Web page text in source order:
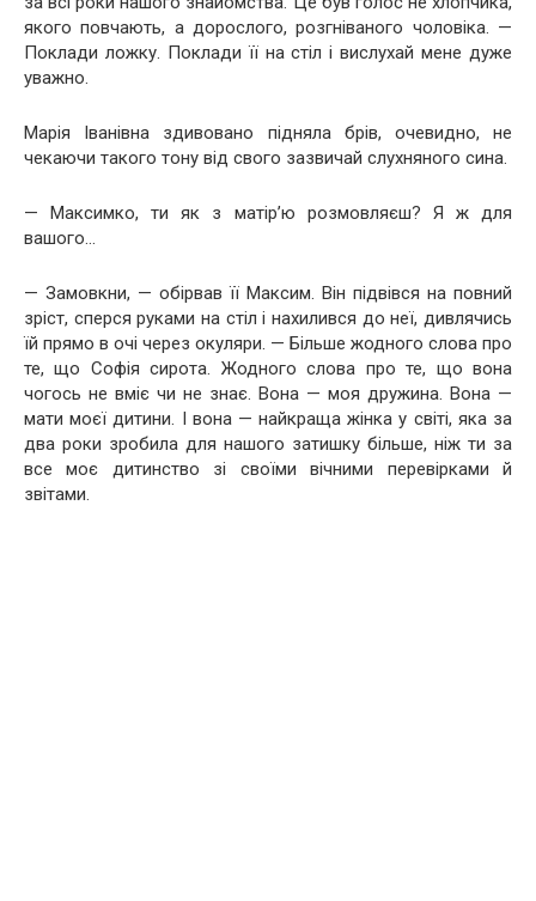
якого повчають, а дорослого, розгніваного чоловіка. —
Поклади ложку. Поклади її на стіл і вислухай мене дуже
уважно.
Марія Іванівна здивовано підняла брів, очевидно, не
чекаючи такого тону від свого зазвичай слухняного сина.
— Максимко, ти як з матір’ю розмовляєш? Я ж для
вашого…
— Замовкни, — обірвав її Максим. Він підвівся на повний
зріст, сперся руками на стіл і нахилився до неї, дивлячись
їй прямо в очі через окуляри. — Більше жодного слова про
те, що Софія сирота. Жодного слова про те, що вона
чогось не вміє чи не знає. Вона — моя дружина. Вона —
мати моєї дитини. І вона — найкраща жінка у світі, яка за
два роки зробила для нашого затишку більше, ніж ти за
все моє дитинство зі своїми вічними перевірками й
звітами.